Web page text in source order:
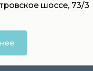
шоссе, 73/3